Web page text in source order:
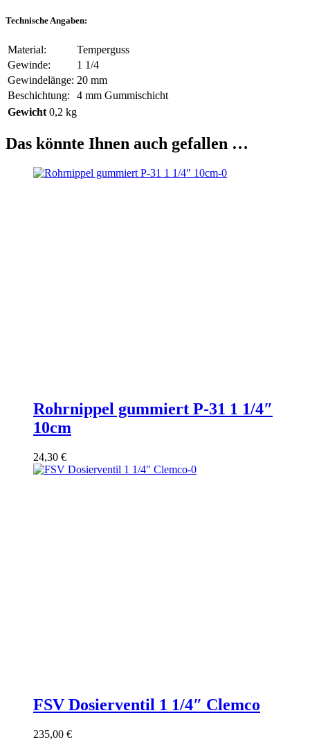
Technische Angaben:
Material:
Temperguss
Gewinde:
1 1/4
Gewindelänge: 20 mm
Beschichtung:
4 mm Gummischicht
Gewicht 0,2 kg
Das könnte Ihnen auch gefallen …
Rohrnippel gummiert P-31 1 1/4″
10cm
24,30 €
FSV Dosierventil 1 1/4″ Clemco
235,00 €